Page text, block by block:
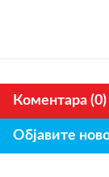
Коментара (0)
Објавите